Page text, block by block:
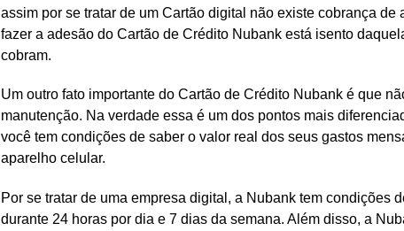
assim por se tratar de um Cartão digital não existe cobrança
fazer a adesão do Cartão de Crédito Nubank está isento
cobram.
Um outro fato importante do Cartão de Crédito Nubank é que
manutenção. Na verdade essa é um dos pontos mais
você tem condições de saber o valor real dos seus gastos
aparelho celular.
Por se tratar de uma empresa digital, a Nubank tem condições
durante 24 horas por dia e 7 dias da semana. Além disso, a